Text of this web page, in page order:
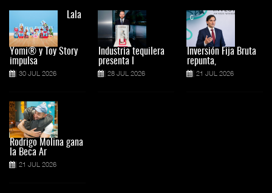
Lala
Yomi® y Toy Story
impulsa
30 JUL 2026
Rodrigo Molina gana
la Beca Ar
21 JUL 2026
Industria tequilera
presenta l
28 JUL 2026
Inversión Fija Bruta
repunta,
21 JUL 2026